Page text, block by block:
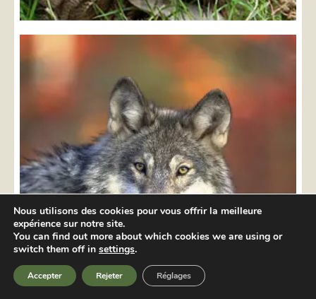
Nous utilisons des cookies pour vous offrir la meilleure
expérience sur notre site.
You can find out more about which cookies we are using or
switch them off in settings.
Accepter Rejeter Réglages